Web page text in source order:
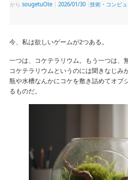
から sougetuOte 2026/01/30 技術・コンピ
今、私は欲しいゲームが2つある。
一つは、コケテラリウム。もう一つは、
コケテラリウムというのには聞きなじみ
瓶や水槽なんかにコケを敷き詰めてオブ
るものだ。